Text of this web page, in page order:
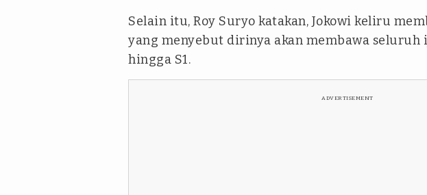
Selain itu, Roy Suryo katakan, Jokowi keliru
yang menyebut dirinya akan membawa seluruh
hingga S1.
ADVERTISEMENT